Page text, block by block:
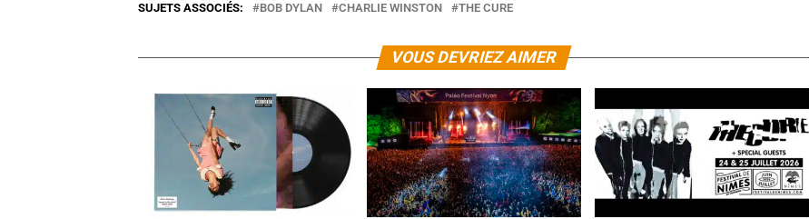
SUJETS ASSOCIÉS: BOB DYLAN CHARLIE WINSTON THE CURE
VOUS DEVRIEZ AIMER